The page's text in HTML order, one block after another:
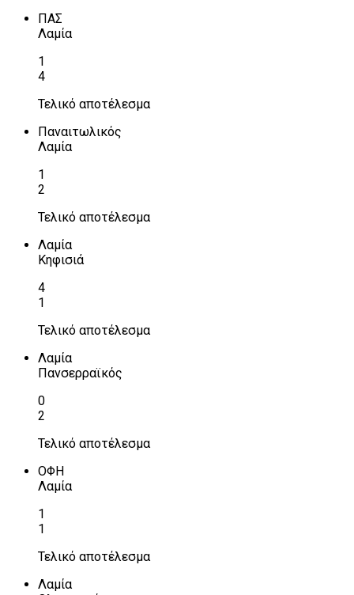
ΠΑΣ
Λαμία
1
4
Τελικό αποτέλεσμα
Παναιτωλικός
Λαμία
1
2
Τελικό αποτέλεσμα
Λαμία
Κηφισιά
4
1
Τελικό αποτέλεσμα
Λαμία
Πανσερραϊκός
0
2
Τελικό αποτέλεσμα
ΟΦΗ
Λαμία
1
1
Τελικό αποτέλεσμα
Λαμία